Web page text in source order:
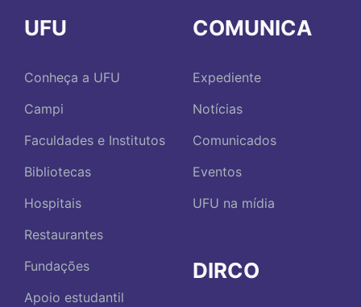
UFU
Conheça a UFU
Campi
Faculdades e Institutos
Bibliotecas
Hospitais
Restaurantes
Fundações
Apoio estudantil
COMUNICA
Expediente
Notícias
Comunicados
Eventos
UFU na mídia
DIRCO